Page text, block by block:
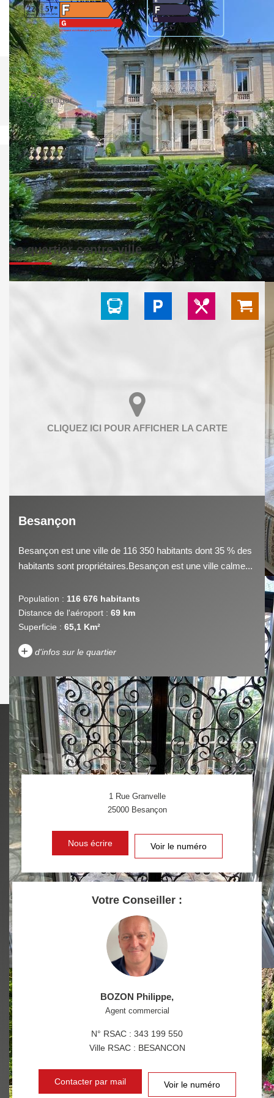
Imprimer
Partager Calculer mon budget
Le quartier centre-ville
Besançon
Besançon est une ville de 116 350 habitants dont 35 % des
habitants sont propriétaires.Besançon est une ville calme...
Population : 116 676 habitants
Distance de l'aéroport : 69 km
Superficie : 65,1 Km²
+ d'infos sur le quartier
DENSITÉ DE POPULATION ENFANTS ET ADOLESCENTS
AGE MOYEN
REVENU MENSUEL PAR
MÉNAGE
TAUX DE PROPRIÉTAIRES TAUX D'HABITATION
TAXE FONCIÈRE
PART DES MÉNAGES SANS
VOITURE
DISTANCE DE L'AÉROPORT :
RÉSULTATS DES LYCÉES
RESTAURANTS ET CAFÉS COMMERCES
MÉDECINS
1 Rue Granvelle
25000 Besançon
Nous écrire Voir le numéro
Votre Conseiller :
BOZON Philippe,
Agent commercial
N° RSAC : 343 199 550
Ville RSAC : BESANCON
Contacter par mail Voir le numéro